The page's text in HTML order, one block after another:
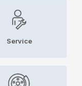
Service